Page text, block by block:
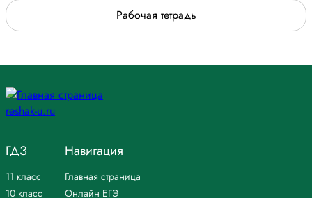
Рабочая тетрадь
ГДЗ
11 класс
10 класс
Навигация
Главная страница
Онлайн ЕГЭ